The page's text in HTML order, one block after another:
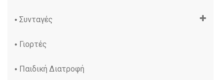
Συνταγές
Γιορτές
Παιδική Διατροφή